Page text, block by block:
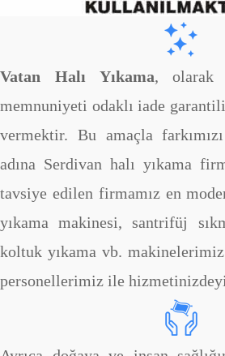
Vatan Halı Yıkama, olarak
memnuniyeti odaklı iade
vermektir. Bu amaçla
adına Serdivan halı yıkama
tavsiye edilen firmamız en
yıkama makinesi, santrifüj
koltuk yıkama vb.
personellerimiz ile